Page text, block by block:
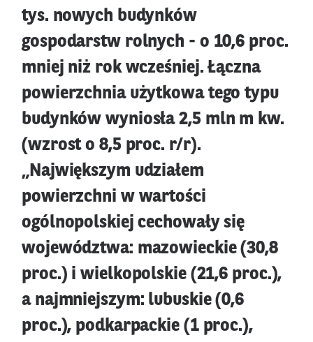
tys. nowych budynków
gospodarstw rolnych - o 10,6 proc.
mniej niż rok wcześniej. Łączna
powierzchnia użytkowa tego typu
budynków wyniosła 2,5 mln m kw.
(wzrost o 8,5 proc. r/r).
„Największym udziałem
powierzchni w wartości
ogólnopolskiej cechowały się
województwa: mazowieckie (30,8
proc.) i wielkopolskie (21,6 proc.),
a najmniejszym: lubuskie (0,6
proc.), podkarpackie (1 proc.),